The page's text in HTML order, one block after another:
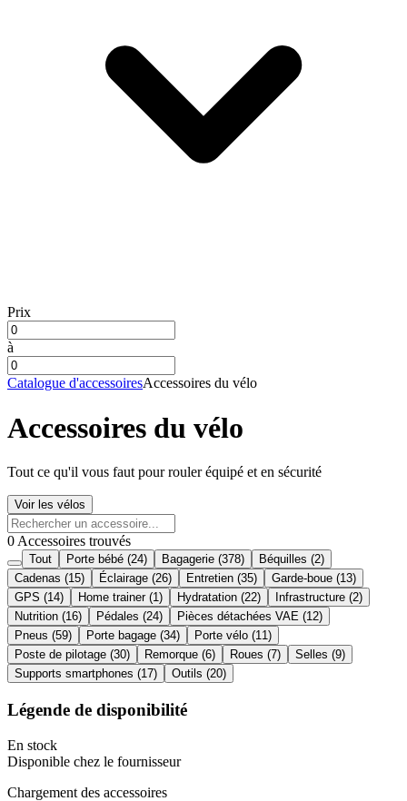
Prix
à
Catalogue d'accessoiresAccessoires du vélo
Accessoires du vélo
Tout ce qu'il vous faut pour rouler équipé et en sécurité
Voir les vélos
0 Accessoires trouvés
Tout Porte bébé (24) Bagagerie (378) Béquilles (2)
Cadenas (15) Éclairage (26) Entretien (35) Garde-boue (13)
GPS (14) Home trainer (1) Hydratation (22) Infrastructure (2)
Nutrition (16) Pédales (24) Pièces détachées VAE (12)
Pneus (59) Porte bagage (34) Porte vélo (11)
Poste de pilotage (30) Remorque (6) Roues (7) Selles (9)
Supports smartphones (17) Outils (20)
Légende de disponibilité
En stock
Disponible chez le fournisseur
Chargement des accessoires